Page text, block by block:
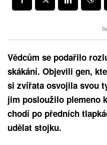
Vědcům se podařilo
skákání. Objevili gen,
si zvířata osvojila svou
jim posloužilo plemeno
chodí po předních
udělat stojku.